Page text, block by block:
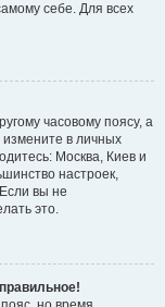
себе. Для всех
часовому поясу, а
измените в личных
Москва, Киев и
настроек,
вы не
это.